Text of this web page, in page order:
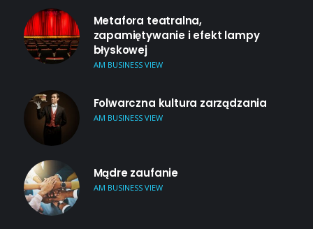
Metafora teatralna,
zapamiętywanie i efekt lampy
błyskowej
AM BUSINESS VIEW
Folwarczna kultura zarządzania
AM BUSINESS VIEW
Mądre zaufanie
AM BUSINESS VIEW